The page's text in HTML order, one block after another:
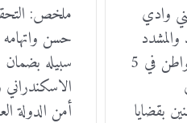
وادي
من دائرة الإرهاب في القاهرة ضد 44 مواطن في 5
بقضايا
ملخص:
حسن
سبيله
أمن الدولة